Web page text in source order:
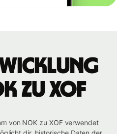
zu XOF
von NOK zu XOF verwendet